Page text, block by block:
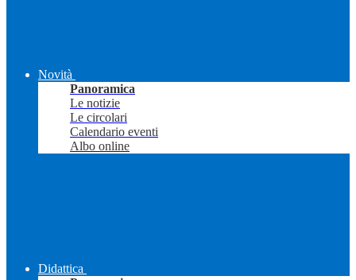
Novità
Panoramica
Le notizie
Le circolari
Calendario eventi
Albo online
Didattica